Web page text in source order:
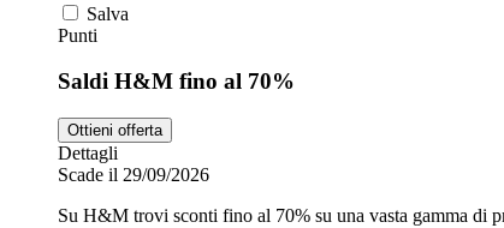
Salva
Punti
Saldi H&M fino al 70%
Ottieni offerta
Dettagli
Scade il 29/09/2026
Su H&M trovi sconti fino al 70% su una vasta gamma di